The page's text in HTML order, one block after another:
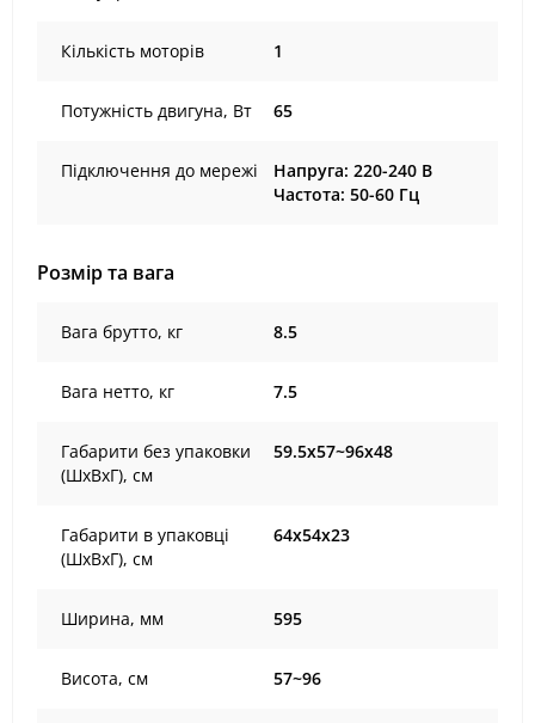
Кількість моторів 1
Потужність двигуна, Вт 65
Підключення до мережі
Напруга: 220-240 В
Частота: 50-60 Гц
Розмір та вага
Вага брутто, кг 8.5
Вага нетто, кг 7.5
Габарити без упаковки
(ШхВхГ), cм
59.5х57~96х48
Габарити в упаковці
(ШхВхГ), cм
64х54х23
Ширина, мм 595
Висота, см 57~96